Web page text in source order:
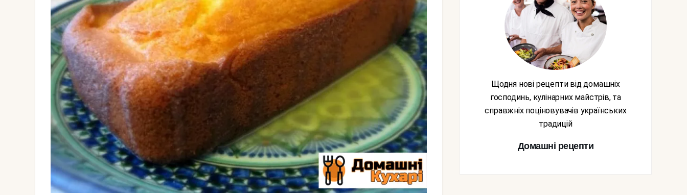
Щодня нові рецепти від домашніх
господинь, кулінарних майстрів, та
справжніх поціновувачів українських
традицій
Домашні рецепти